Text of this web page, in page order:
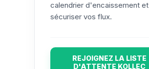
calendrier d'encaissement et
sécuriser vos flux.
REJOIGNEZ LA LISTE
D'ATTENTE KOLLEC